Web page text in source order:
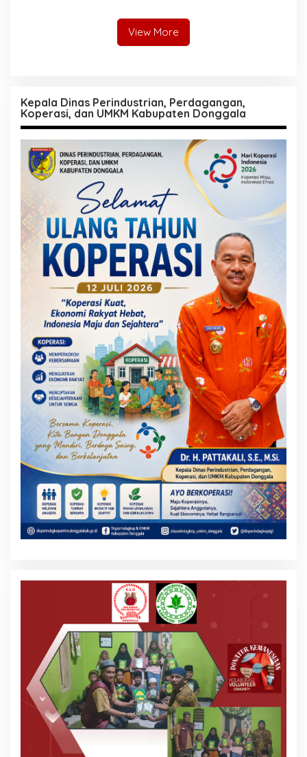
View More
Kepala Dinas Perindustrian, Perdagangan,
Koperasi, dan UMKM Kabupaten Donggala